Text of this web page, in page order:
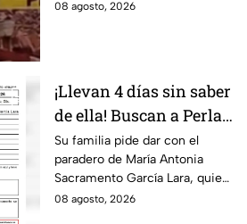
las investigaciones.
08 agosto, 2026
¡Llevan 4 días sin saber
de ella! Buscan a Perla
Alejandra Martín del
Campo Medina,
desaparecida en
Guanajuato
Su familia pide dar con el
paradero de María Antonia
Sacramento García Lara, quien
fue vista por última vez el 4 de
08 agosto, 2026